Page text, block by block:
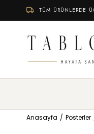
TÜM ÜRÜNLERDE
Anasayfa Posterler